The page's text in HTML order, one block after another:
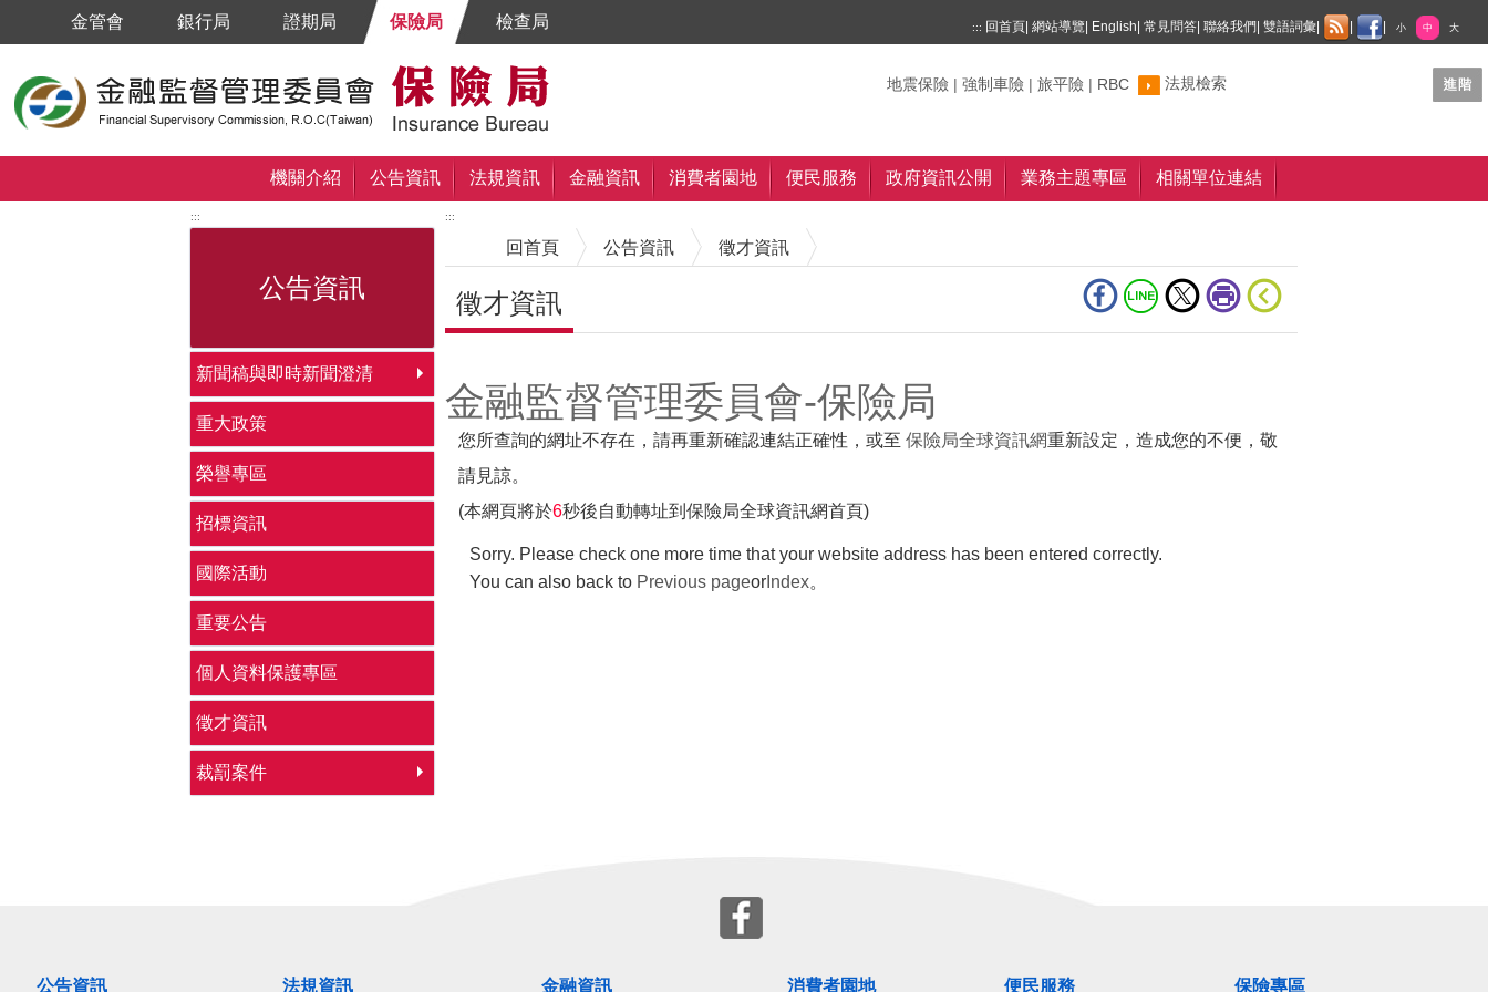
跳到主要內容區塊
金管會 銀行局 證期局 保險局 檢查局 ::: 回首頁 網站導覽 English 常見問答 聯絡我們 雙語詞彙 小 中 大
搜尋
搜尋
關鍵字
地震保險 強制車險 旅平險 RBC 法規檢索
機關介紹 公告資訊 法規資訊 金融資訊 消費者園地 便民服務 政府資訊公開 業務主題專區 相關單位連結
:::
公告資訊
新聞稿與即時新聞澄清
重大政策
榮譽專區
招標資訊
國際活動
重要公告
個人資料保護專區
徵才資訊
裁罰案件
:::
回首頁 公告資訊 徵才資訊
徵才資訊
金融監督管理委員會-保險局
您所查詢的網址不存在，請再重新確認連結正確性，或至 保險局全球資訊網重新設定，造成您的不便，敬
請見諒。
(本網頁將於6秒後自動轉址到保險局全球資訊網首頁)
Sorry. Please check one more time that your website address has been entered correctly.
You can also back to Previous pageorIndex。
公告資訊 法規資訊 金融資訊 消費者園地 便民服務 保險專區